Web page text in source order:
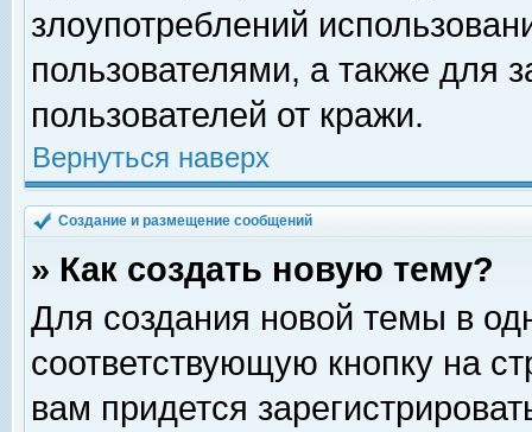
злоупотреблений
пользователями, а также для
пользователей от кражи.
Вернуться наверх
Создание и размещение сообщений
» Как создать новую тему?
Для создания новой темы в
соответствующую кнопку на
вам придется